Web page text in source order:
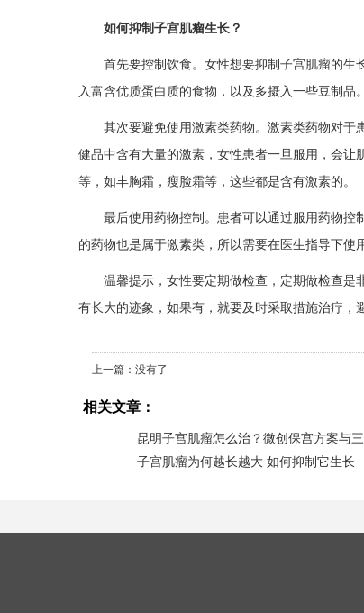
如何抑制子宫肌瘤生长？
首先要控制饮食。女性想要抑制子宫肌瘤的
入富含优质蛋白质的食物，以及多摄入一些豆制品
其次要避免使用激素类药物。激素类药物对于
健品中含有大量的激素，女性患者一旦服用，会
等，如丰胸霜，瘦脸霜等，这些都是含有激素的。
最后使用药物控制。患者可以通过服用药物
的药物也是属于激素类，所以需要在医生指导下使
温馨提示，女性要定期做检查，定期做检查
有长大的迹象，如果有，就要及时采取措施治疗，
上一篇：没有了
相关文章：
昆明子宫肌瘤怎么治？微创保宫方案与
子宫肌瘤为何越长越大 如何抑制它生长